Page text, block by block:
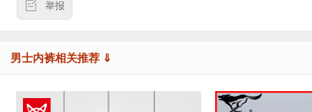
举报
男士内裤相关推荐 ⇓